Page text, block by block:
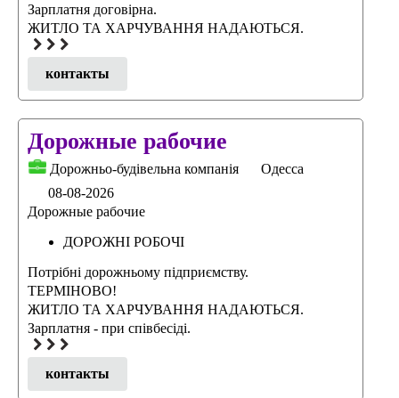
Зарплатня договірна.
ЖИТЛО ТА ХАРЧУВАННЯ НАДАЮТЬСЯ.
контакты
Дорожные рабочие
Дорожньо-будівельна компанія
Одесса
08-08-2026
Дорожные рабочие
ДОРОЖНІ РОБОЧІ
Потрібні дорожньому підприємству.
ТЕРМІНОВО!
ЖИТЛО ТА ХАРЧУВАННЯ НАДАЮТЬСЯ.
Зарплатня - при співбесіді.
контакты